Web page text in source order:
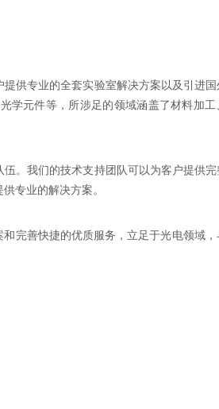
供专业的全套实验室解决方案以及引进国
学元件等，所涉足的领域涵盖了材料加工
。我们的技术支持团队可以为客户提供
专业的解决方案。
完善快捷的优质服务，立足于光电领域，